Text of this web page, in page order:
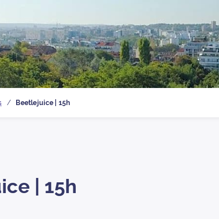
la page
Beetlejuice | 15h
| 15h